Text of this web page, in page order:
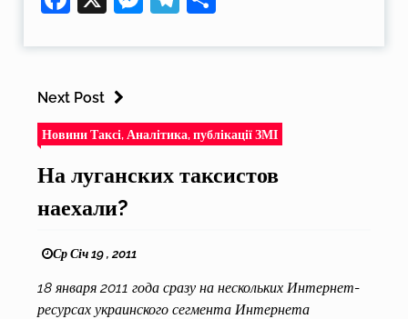
Next Post
Новини Таксі, Аналітика, публікації ЗМІ
На луганских таксистов
наехали?
Ср Січ 19 , 2011
18 января 2011 года сразу на нескольких Интернет-
ресурсах украинского сегмента Интернета